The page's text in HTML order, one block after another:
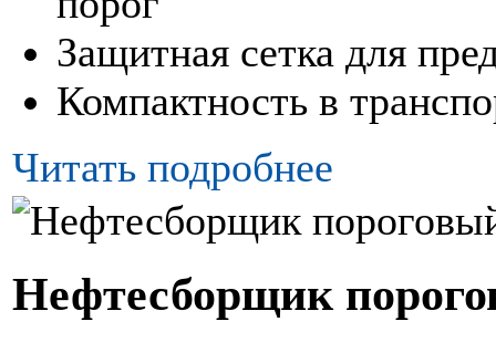
Защитная сетка для
Компактность в
Читать подробнее
Нефтесборщик